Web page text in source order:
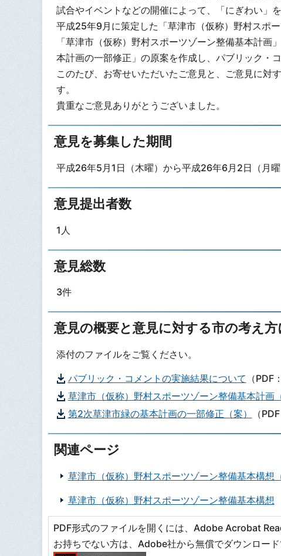
試合やイベントなどの開催によって、「にぎわい」
平成25年9月に策定した「草津市（仮称）野村スポ
「草津市（仮称）野村スポーツゾーン整備基本計
本計画の一部修正」の原案を作成し、パブリック・
このたび、お寄せいただいたご意見と、ご意見に対
す。
貴重なご意見ありがとうございました。
意見を募集した期間
平成26年5月1日（木曜）から平成26年6月2日（月
意見提出者数
1人
意見総数
3件
意見の概要と意見に対する市の考え
添付のファイルをご覧ください。
パブリック・コメントの実施結果について （PDF
草津市（仮称）野村スポーツゾーン整備基本計画（
第2次草津市緑の基本計画の一部修正（案）
（
関連ページ
草津市（仮称）野村スポーツゾーン整備基本構想
草津市（仮称）野村スポーツゾーン整備基本構想
PDF形式のファイルを開くには、Adobe Acrobat
お持ちでない方は、Adobe社から無償でダウンロード